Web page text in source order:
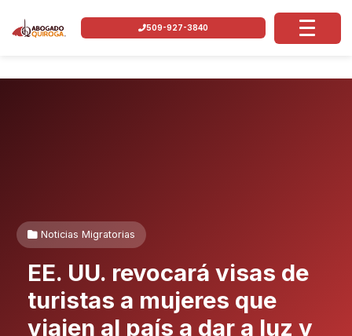
509-927-3840
Noticias Migratorias
EE. UU. revocará visas de
turistas a mujeres que
viajen al país a dar a luz y